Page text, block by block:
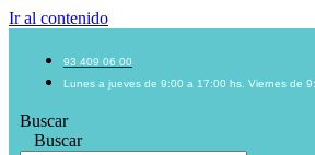
Ir al contenido
93 409 06 00
Lunes a jueves de 9:00 a 17:00 hs. Viernes de
Buscar
Buscar